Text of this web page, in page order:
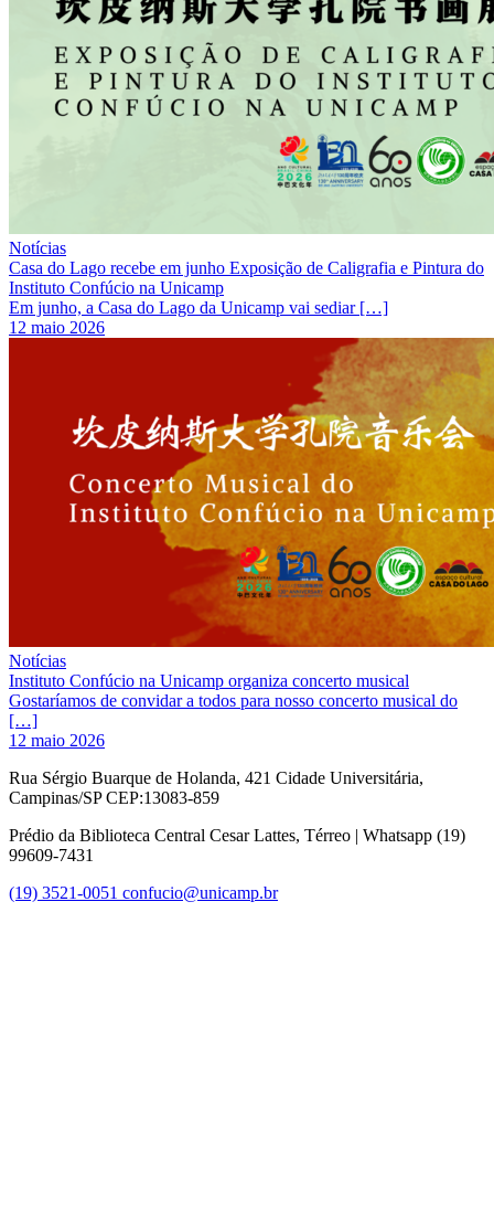
Notícias
Casa do Lago recebe em junho Exposição de Caligrafia e Pintura do
Instituto Confúcio na Unicamp
Em junho, a Casa do Lago da Unicamp vai sediar […]
12 maio 2026
Notícias
Instituto Confúcio na Unicamp organiza concerto musical
Gostaríamos de convidar a todos para nosso concerto musical do
[…]
12 maio 2026
Rua Sérgio Buarque de Holanda, 421 Cidade Universitária,
Campinas/SP CEP:13083-859
Prédio da Biblioteca Central Cesar Lattes, Térreo | Whatsapp (19)
99609-7431
(19) 3521-0051 confucio@unicamp.br